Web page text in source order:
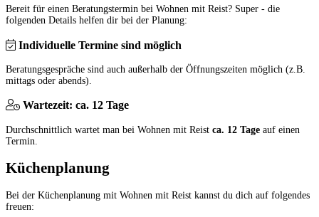
Bereit für einen Beratungstermin bei Wohnen mit Reist? Super - die
folgenden Details helfen dir bei der Planung:
Individuelle Termine sind möglich
Beratungsgespräche sind auch außerhalb der Öffnungszeiten möglich (z.B.
mittags oder abends).
Wartezeit: ca. 12 Tage
Durchschnittlich wartet man bei Wohnen mit Reist ca. 12 Tage auf einen
Termin.
Küchenplanung
Bei der Küchenplanung mit Wohnen mit Reist kannst du dich auf folgendes
freuen: